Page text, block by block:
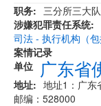
职务
三分所三大
涉嫌犯罪责任系统
司法 - 执行机构（
案情记录
单位
广东省
地址
地址1：广东
邮编：528000